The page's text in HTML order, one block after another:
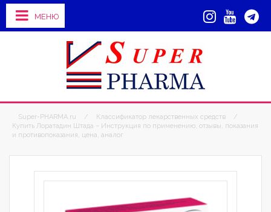
МЕНЮ
Super-PHARMA.ru / Классификатор лекарственных средств
/
Купить Лоратадин Штада – Инструкция по применению, отзывы, показания
и противопоказания, цена, аналог